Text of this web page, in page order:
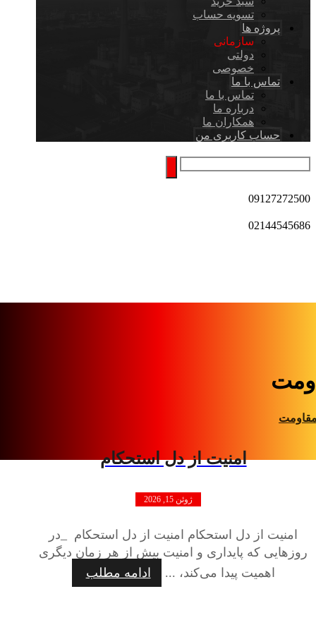
تسویه حساب
پروژه ها
سازمانی
دولتی
خصوصی
تماس با ما
تماس با ما
درباره ما
همکاران ما
حساب کاربری من
09127272500
02144545686
امنیت از دل استحکام
ژوئن 15, 2026
امنیت از دل استحکام امنیت از دل استحکام _در
روزهایی که پایداری و امنیت بیش از هر زمان دیگری
اهمیت پیدا می‌کند، ...
ادامه مطلب